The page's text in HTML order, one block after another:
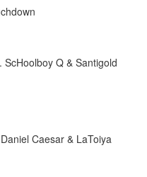
Q & Santigold
Caesar & LaToiya